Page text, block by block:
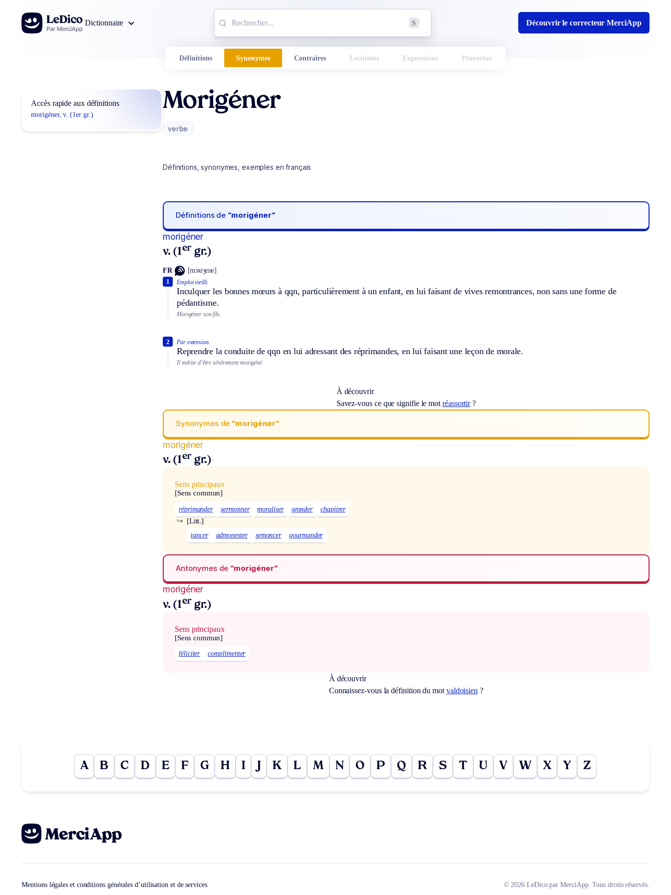
Aller au contenu
Dictionnaire
S Découvrir le correcteur MerciApp
Définitions Synonymes Contraires Locutions Expressions Proverbes
Accès rapide aux définitions
morigéner, v. (1er gr.)
Morigéner
verbe
Définitions, synonymes, exemples en français
Définitions de “morigéner“
morigéner
v. (1er gr.)
FR [mɔʀiʒene]
Emploi vieilli.
Inculquer les bonnes mœurs à qqn, particulièrement à un enfant, en lui faisant de vives remontrances, non sans une forme de
pédantisme.
1
Morigéner son fils.
Par extension.
Reprendre la conduite de qqn en lui adressant des réprimandes, en lui faisant une leçon de morale.
2
Il mérite d’être sévèrement morigéné.
À découvrir
Savez-vous ce que signifie le mot réassortir?
Synonymes de “morigéner“
morigéner
v. (1er gr.)
Sens principaux
[Sens commun]
réprimander sermonner moraliser gronder chapitrer
[Litt.]
↪
tancer admonester semoncer gourmander
Antonymes de “morigéner“
morigéner
v. (1er gr.)
Sens principaux
[Sens commun]
féliciter complimenter
À découvrir
Connaissez-vous la définition du motvaldoisien ?
A B C D E F G H I J K L M N O P Q R S T U V W X Y Z
Mentions légales et conditions générales d’utilisation et de services © 2026 LeDico par MerciApp. Tous droits réservés.